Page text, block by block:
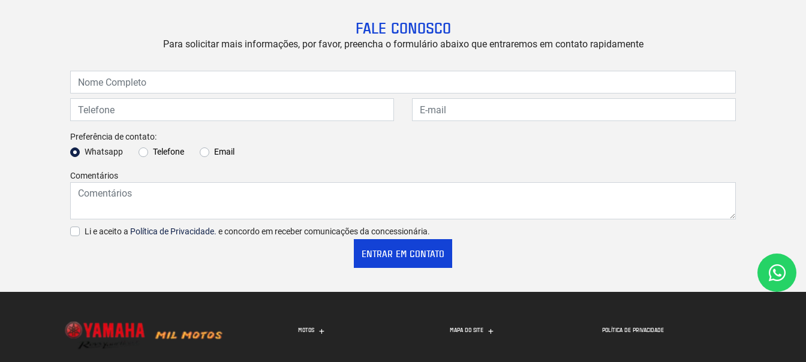
FALE CONOSCO
Para solicitar mais informações, por favor, preencha o formulário abaixo que entraremos em contato rapidamente
Preferência de contato:
Whatsapp
Telefone Email
Comentários
Li e aceito a Política de Privacidade. e concordo em receber comunicações da concessionária.
ENTRAR EM CONTATO
MOTOS MAPA DO SITE POLÍTICA DE PRIVACIDADE